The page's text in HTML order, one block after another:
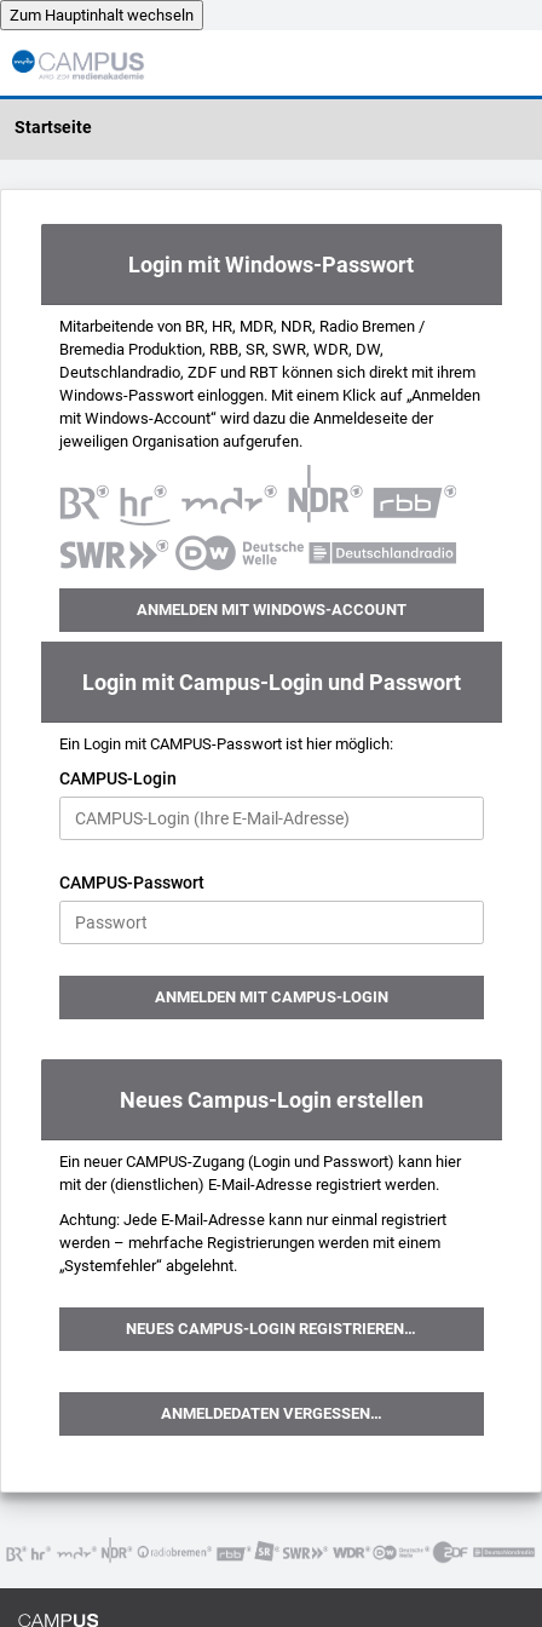
Zum Hauptinhalt wechseln
Zum Hauptinhalt wechseln
Login mit Windows-Passwort
Mitarbeitende von BR, HR, MDR, NDR, Radio Bremen /
Bremedia Produktion, RBB, SR, SWR, WDR, DW,
Deutschlandradio, ZDF und RBT können sich direkt mit ihrem
Windows-Passwort einloggen. Mit einem Klick auf „Anmelden
mit Windows-Account“ wird dazu die Anmeldeseite der
jeweiligen Organisation aufgerufen.
ANMELDEN MIT WINDOWS-ACCOUNT
Login mit Campus-Login und Passwort
Ein Login mit CAMPUS-Passwort ist hier möglich:
CAMPUS-Login
CAMPUS-Passwort
Neues Campus-Login erstellen
Ein neuer CAMPUS-Zugang (Login und Passwort) kann hier
mit der (dienstlichen) E-Mail-Adresse registriert werden.
Achtung: Jede E-Mail-Adresse kann nur einmal registriert
werden – mehrfache Registrierungen werden mit einem
„Systemfehler“ abgelehnt.
NEUES CAMPUS-LOGIN REGISTRIEREN…
ANMELDEDATEN VERGESSEN…